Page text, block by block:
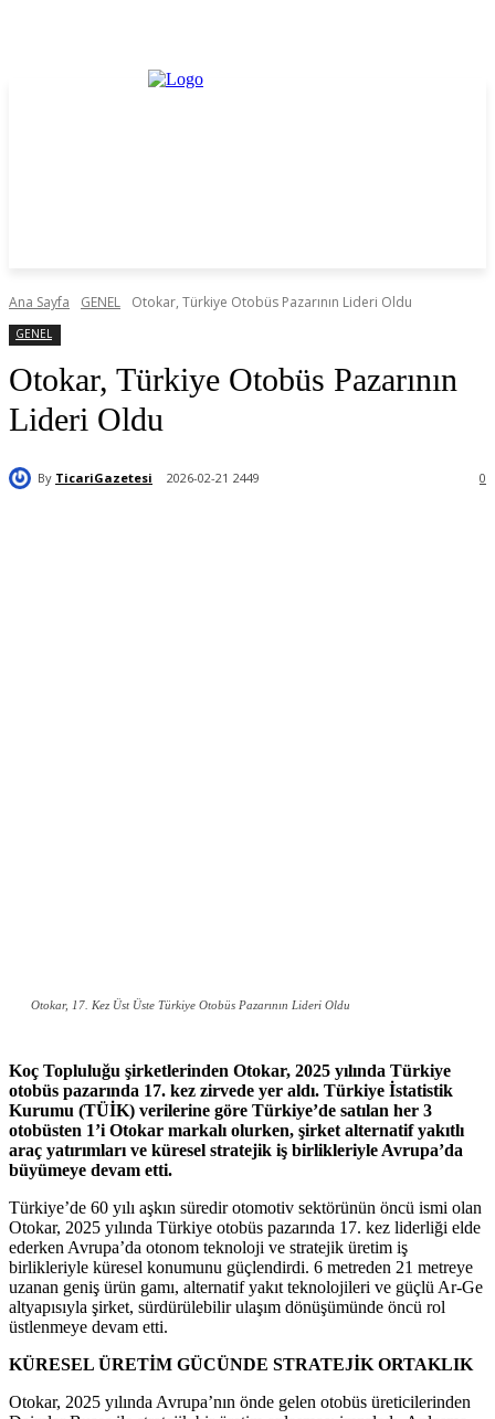
Ana Sayfa GENEL Otokar, Türkiye Otobüs Pazarının Lideri Oldu
GENEL
Otokar, Türkiye Otobüs Pazarının
Lideri Oldu
By TicariGazetesi 2026-02-21 0
2449
Otokar, 17. Kez Üst Üste Türkiye Otobüs Pazarının Lideri Oldu
Koç Topluluğu şirketlerinden Otokar, 2025 yılında Türkiye
otobüs pazarında 17. kez zirvede yer aldı. Türkiye İstatistik
Kurumu (TÜİK) verilerine göre Türkiye’de satılan her 3
otobüsten 1’i Otokar markalı olurken, şirket alternatif yakıtlı
araç yatırımları ve küresel stratejik iş birlikleriyle Avrupa’da
büyümeye devam etti.
Türkiye’de 60 yılı aşkın süredir otomotiv sektörünün öncü ismi olan
Otokar, 2025 yılında Türkiye otobüs pazarında 17. kez liderliği elde
ederken Avrupa’da otonom teknoloji ve stratejik üretim iş
birlikleriyle küresel konumunu güçlendirdi. 6 metreden 21 metreye
uzanan geniş ürün gamı, alternatif yakıt teknolojileri ve güçlü Ar-Ge
altyapısıyla şirket, sürdürülebilir ulaşım dönüşümünde öncü rol
üstlenmeye devam etti.
KÜRESEL ÜRETİM GÜCÜNDE STRATEJİK ORTAKLIK
Otokar, 2025 yılında Avrupa’nın önde gelen otobüs üreticilerinden